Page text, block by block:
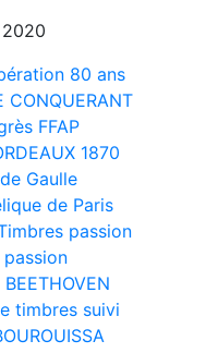
80 ans
CONQUERANT
FFAP
1870
Gaulle
de Paris
passion
timbres suivi